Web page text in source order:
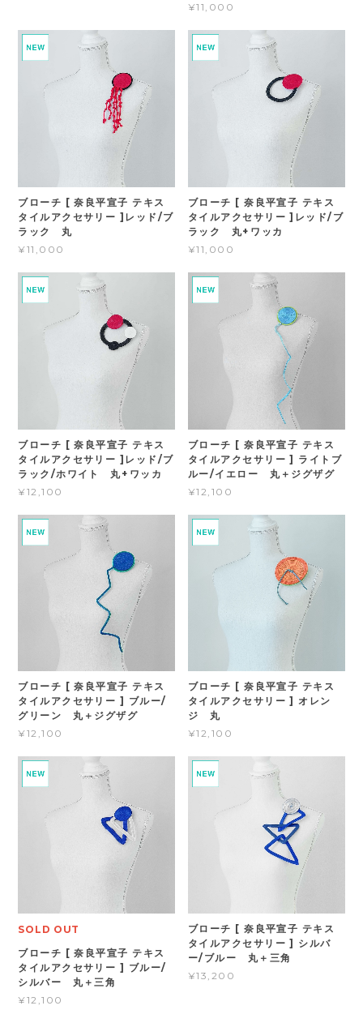
¥11,000
ブローチ [ 奈良平宣子 テキス
タイルアクセサリー ]レッド/ブ
ラック 丸
¥11,000
ブローチ [ 奈良平宣子 テキス
タイルアクセサリー ]レッド/ブ
ラック 丸+ワッカ
¥11,000
ブローチ [ 奈良平宣子 テキス
タイルアクセサリー ]レッド/ブ
ラック/ホワイト 丸+ワッカ
¥12,100
ブローチ [ 奈良平宣子 テキス
タイルアクセサリー ] ライトブ
ルー/イエロー 丸＋ジグザグ
¥12,100
ブローチ [ 奈良平宣子 テキス
タイルアクセサリー ] ブルー/
グリーン 丸＋ジグザグ
¥12,100
ブローチ [ 奈良平宣子 テキス
タイルアクセサリー ] オレン
ジ 丸
¥12,100
SOLD OUT
ブローチ [ 奈良平宣子 テキス
タイルアクセサリー ] ブルー/
シルバー 丸＋三角
¥12,100
ブローチ [ 奈良平宣子 テキス
タイルアクセサリー ] シルバ
ー/ブルー 丸＋三角
¥13,200